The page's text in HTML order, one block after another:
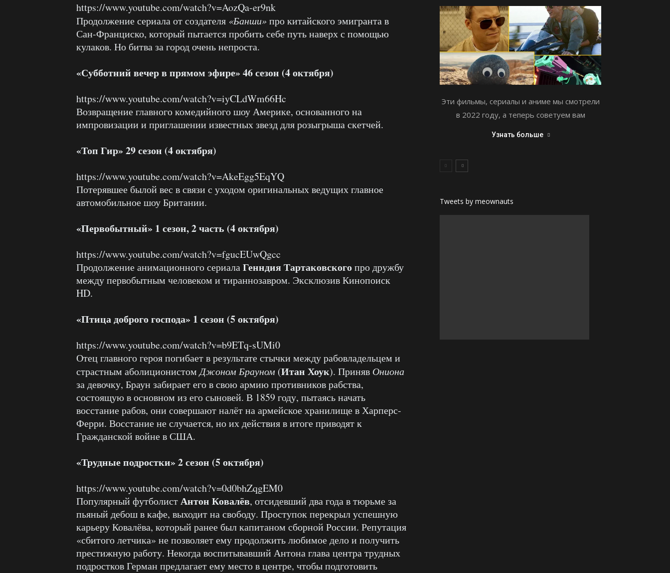
https://www.youtube.com/watch?v=AozQa-er9nk
Продолжение сериала от создателя «Банши»про китайского эмигранта в
Сан-Франциско, который пытается пробить себе путь наверх с помощью
кулаков. Но битва за город очень непроста.
«Субботний вечер в прямом эфире» 46 сезон (4 октября)
https://www.youtube.com/watch?v=iyCLdWm66Hc
Возвращение главного комедийного шоу Америке, основанного на
импровизации и приглашении известных звезд для розыгрыша скетчей.
«Топ Гир» 29 сезон (4 октября)
https://www.youtube.com/watch?v=AkeEgg5EqYQ
Потерявшее былой вес в связи с уходом оригинальных ведущих главное
автомобильное шоу Британии.
«Первобытный» 1 сезон, 2 часть (4 октября)
https://www.youtube.com/watch?v=fgucEUwQgcc
Продолжение анимационного сериалаГенндия Тартаковскогопро дружбу
между первобытным человеком и тираннозавром. Эксклюзив Кинопоиск
HD.
«Птица доброго господа» 1 сезон (5 октября)
https://www.youtube.com/watch?v=b9ETq-sUMi0
Отец главного героя погибает в результате стычки между рабовладельцем и
страстным аболиционистомДжоном Брауном (Итан Хоук). Приняв Ониона
за девочку, Браун забирает его в свою армию противников рабства,
состоящую в основном из его сыновей. В 1859 году, пытаясь начать
восстание рабов, они совершают налёт на армейское хранилище в Харперс-
Ферри. Восстание не случается, но их действия в итоге приводят к
Гражданской войне в США.
«Трудные подростки» 2 сезон (5 октября)
https://www.youtube.com/watch?v=0d0bhZqgEM0
Популярный футболистАнтон Ковалёв, отсидевший два года в тюрьме за
пьяный дебош в кафе, выходит на свободу. Проступок перекрыл успешную
карьеру Ковалёва, который ранее был капитаном сборной России. Репутация
«сбитого летчика» не позволяет ему продолжить любимое дело и получить
престижную работу. Некогда воспитывавший Антона глава центра трудных
подростков Герман предлагает ему место в центре, чтобы подготовить
Эти фильмы, сериалы и аниме мы смотрели
в 2022 году, а теперь советуем вам
Узнать больше
Tweets by meownauts